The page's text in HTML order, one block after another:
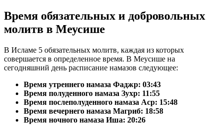
Время обязательных и добровольных
молитв в Меусише
В Исламе 5 обязательных молитв, каждая из которых
совершается в определенное время. В Меусише на
сегодняшний день расписание намазов следующее:
Время утреннего намаза Фаджр: 03:43
Время полуденного намаза Зухр: 11:55
Время послеполуденного намаза Аср: 15:48
Время вечернего намаза Магриб: 18:58
Время ночного намаза Иша: 20:26